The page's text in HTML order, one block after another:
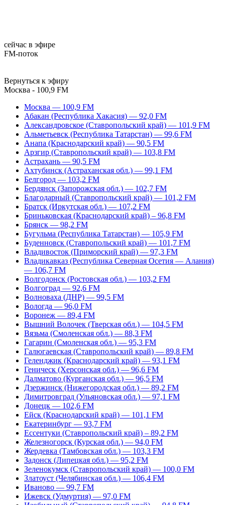
сейчас в эфире
FM-поток
Вернуться к эфиру
Москва - 100,9 FM
Москва — 100,9 FM
Абакан (Республика Хакасия) — 92,0 FM
Александровское (Ставропольский край) — 101,9 FM
Альметьевск (Республика Татарстан) — 99,6 FM
Анапа (Краснодарский край) — 90,5 FM
Арзгир (Ставропольский край) — 103,8 FM
Астрахань — 90,5 FM
Ахтубинск (Астраханская обл.) — 99,1 FM
Белгород — 103,2 FM
Бердянск (Запорожская обл.) — 102,7 FM
Благодарный (Ставропольский край) — 101,2 FM
Братск (Иркутская обл.) — 107,2 FM
Бриньковская (Краснодарский край) – 96,8 FM
Брянск — 98,2 FM
Бугульма (Республика Татарстан) — 105,9 FM
Буденновск (Ставропольский край) — 101,7 FM
Владивосток (Приморский край) — 97,3 FM
Владикавказ (Республика Северная Осетия — Алания)
— 106,7 FM
Волгодонск (Ростовская обл.) — 103,2 FM
Волгоград — 92,6 FM
Волноваха (ДНР) — 99,5 FM
Вологда — 96,0 FM
Воронеж — 89,4 FM
Вышний Волочек (Тверская обл.) — 104,5 FM
Вязьма (Смоленская обл.) — 88,3 FM
Гагарин (Смоленская обл.) — 95,3 FM
Галюгаевская (Ставропольский край) — 89,8 FM
Геленджик (Краснодарский край) — 93,1 FM
Геническ (Херсонская обл.) — 96,6 FM
Далматово (Курганская обл.) — 96,5 FM
Дзержинск (Нижегородская обл.) — 89,2 FM
Димитровград (Ульяновская обл.) — 97,1 FM
Донецк — 102,6 FM
Ейск (Краснодарский край) — 101,1 FM
Екатеринбург — 93,7 FM
Ессентуки (Ставропольский край) – 89,2 FM
Железногорск (Курская обл.) — 94,0 FM
Жердевка (Тамбовская обл.) — 103,3 FM
Задонск (Липецкая обл.) — 95,2 FM
Зеленокумск (Ставропольский край) — 100,0 FM
Златоуст (Челябинская обл.) — 106,4 FM
Иваново — 99,7 FM
Ижевск (Удмуртия) — 97,0 FM